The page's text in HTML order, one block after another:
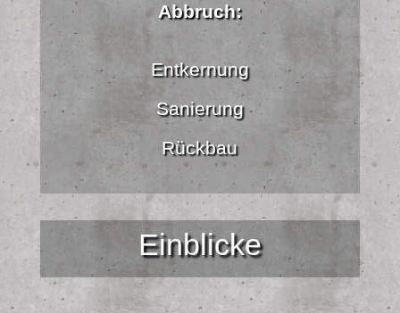
Abbruch:
Entkernung
Sanierung
Rückbau
Einblicke